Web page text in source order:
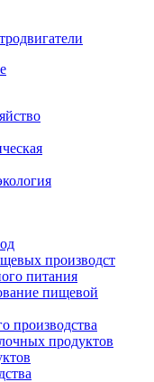
производст
питания
пищевой
производства
продуктов